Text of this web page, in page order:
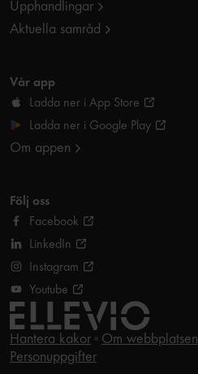
Upphandlingar
Aktuella samråd
Vår app
Ladda ner i App Store
Ladda ner i Google Play
Om appen
Följ oss
Facebook
LinkedIn
Instagram
Youtube
Hantera kakor Om webbplatsen
Personuppgifter